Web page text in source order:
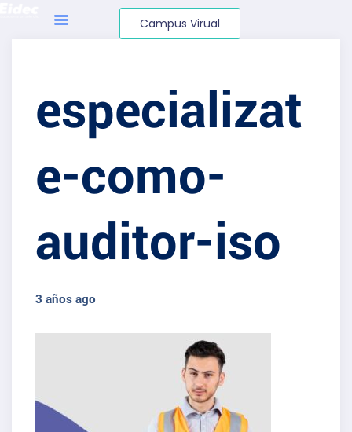
Campus Virual
especializat
e-como-
auditor-iso
3 años ago